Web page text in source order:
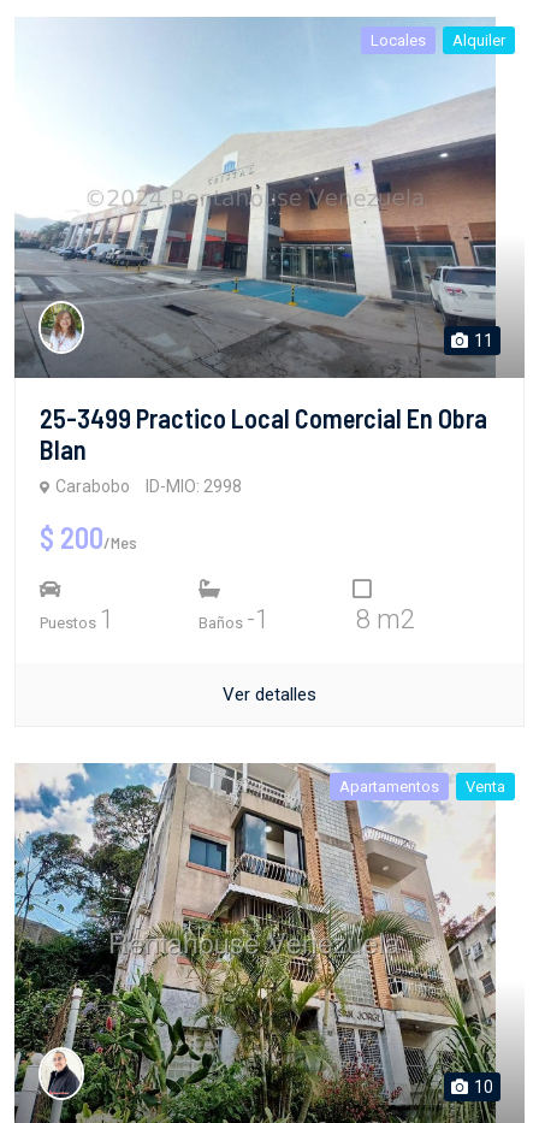
Locales Alquiler
11
25-3499 Practico Local Comercial En Obra
Blan
Carabobo ID-MIO: 2998
$ 200/Mes
Puestos 1 Baños -1 8 m2
Ver detalles
Apartamentos Venta
10